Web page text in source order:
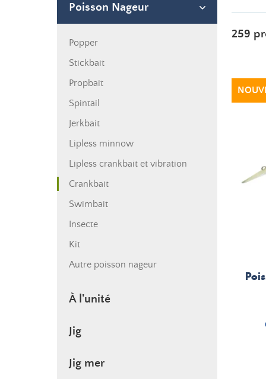
Poisson Nageur
Popper
Stickbait
Propbait
Spintail
Jerkbait
Lipless minnow
Lipless crankbait et vibration
Crankbait
Swimbait
Insecte
Kit
Autre poisson nageur
À l'unité
Jig
Jig mer
259